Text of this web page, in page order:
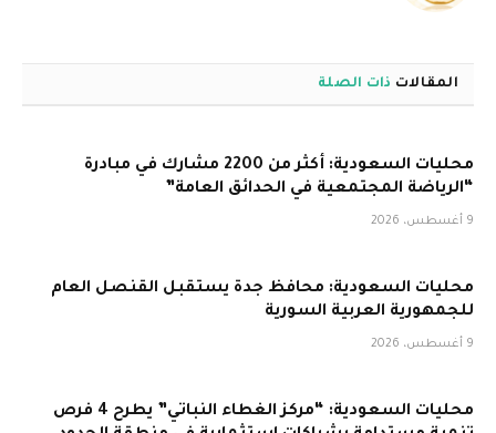
المقالات ذات الصلة
محليات السعودية: أكثر من 2200 مشارك في مبادرة
“الرياضة المجتمعية في الحدائق العامة”
9 أغسطس، 2026
محليات السعودية: محافظ جدة يستقبل القنصل العام
للجمهورية العربية السورية
9 أغسطس، 2026
محليات السعودية: “مركز الغطاء النباتي” يطرح 4 فرص